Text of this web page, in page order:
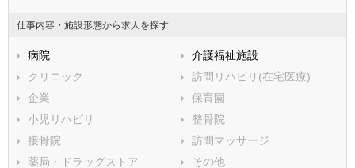
福岡県
佐賀県
熊本県
宮崎県
鹿児島県
市部
沼津市
熱海市
三島市
富士宮市
伊東市
島田市
富士市
磐田市
焼津市
掛川市
藤枝市
御殿場市
仕事内容・施設形態から求人を探す
病院
介護福祉施設
クリニック
訪問リハビリ(在宅医療)
企業
保育園
小児リハビリ
整骨院
接骨院
訪問マッサージ
薬局・ドラッグストア
その他